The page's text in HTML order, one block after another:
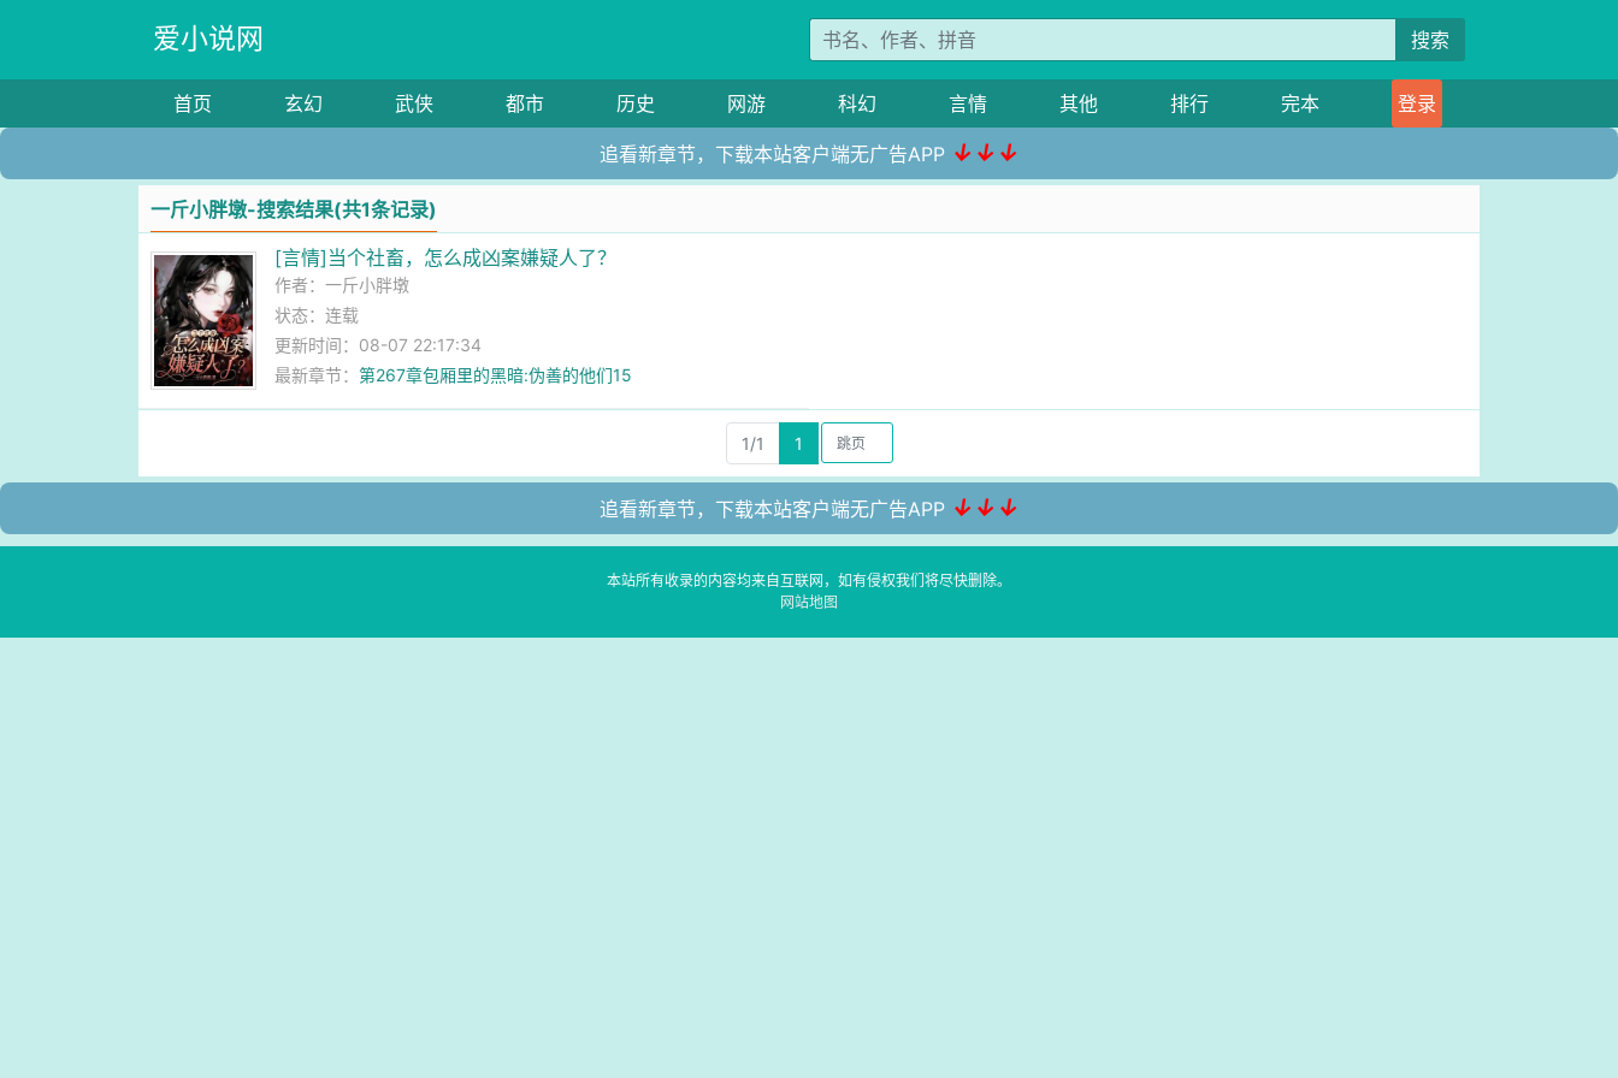
爱小说网 搜索
首页 玄幻 武侠 都市 历史 网游 科幻 言情 其他 排行 完本 登录
追看新章节，下载本站客户端无广告APP ↓↓↓
一斤小胖墩-搜索结果(共1条记录)
[言情]当个社畜，怎么成凶案嫌疑人了？
作者：一斤小胖墩
状态：连载
更新时间：08-07 22:17:34
最新章节：第267章包厢里的黑暗:伪善的他们15
1/1 1
追看新章节，下载本站客户端无广告APP ↓↓↓
本站所有收录的内容均来自互联网，如有侵权我们将尽快删除。
网站地图